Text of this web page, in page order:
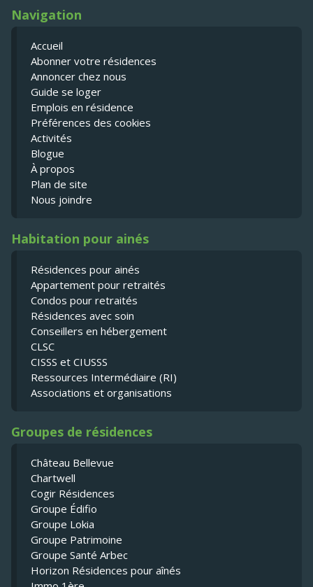
Navigation
Accueil
Abonner votre résidences
Annoncer chez nous
Guide se loger
Emplois en résidence
Préférences des cookies
Activités
Blogue
À propos
Plan de site
Nous joindre
Habitation pour ainés
Résidences pour ainés
Appartement pour retraités
Condos pour retraités
Résidences avec soin
Conseillers en hébergement
CLSC
CISSS et CIUSSS
Ressources Intermédiaire (RI)
Associations et organisations
Groupes de résidences
Château Bellevue
Chartwell
Cogir Résidences
Groupe Édifio
Groupe Lokia
Groupe Patrimoine
Groupe Santé Arbec
Horizon Résidences pour aînés